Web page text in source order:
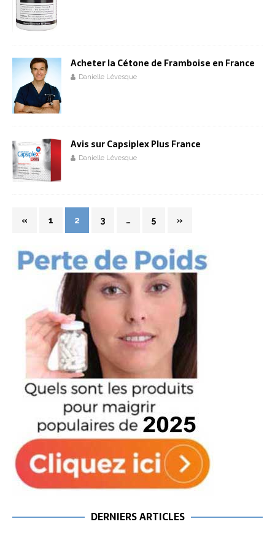
Acheter la Cétone de Framboise en France
Danielle Lévesque
Avis sur Capsiplex Plus France
Danielle Lévesque
« 1 2 3 … 5 »
DERNIERS ARTICLES